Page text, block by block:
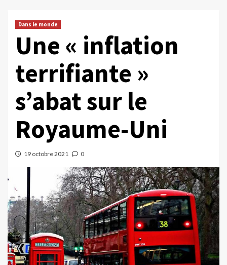
Dans le monde
Une « inflation
terrifiante »
s’abat sur le
Royaume-Uni
19 octobre 2021 0